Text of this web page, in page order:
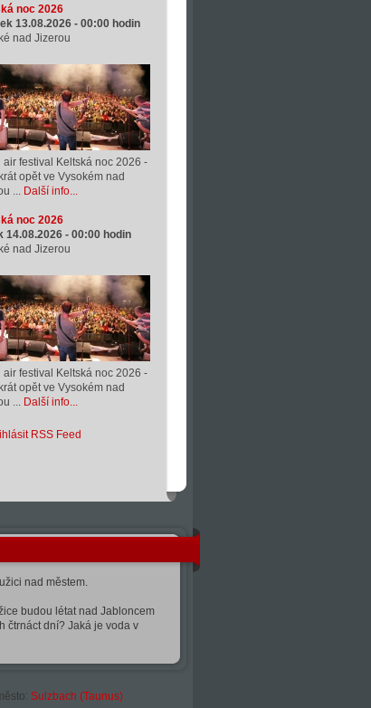
noc 2026
13.08.2026 - 00:00 hodin
nad Jizerou
air festival Keltská noc 2026 -
opět ve Vysokém nad
... Další info...
noc 2026
14.08.2026 - 00:00 hodin
nad Jizerou
air festival Keltská noc 2026 -
opět ve Vysokém nad
... Další info...
RSS Feed
nad městem.
budou létat nad Jabloncem
čtrnáct dní? Jaká je voda v
Sulzbach (Taunus)